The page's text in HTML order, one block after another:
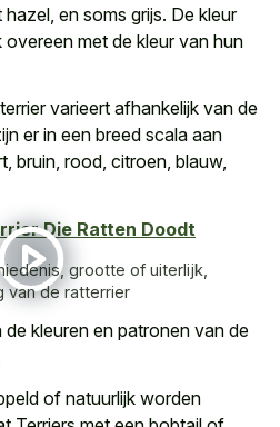
en soms grijs. De kleur
met de kleur van hun
varieert afhankelijk van de
er in een breed scala aan
bruin, rood, citroen, blauw,
Die Ratten Doodt
grootte of uiterlijk,
van de ratterrier
kleuren en patronen van de
of natuurlijk worden